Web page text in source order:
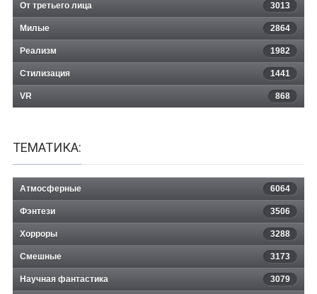
От третьего лица 3013
Милые 2864
Реализм 1982
Стилизация 1441
VR 868
ТЕМАТИКА:
Атмосферные 6064
Фэнтези 3506
Хорроры 3288
Смешные 3173
Научная фантастика 3079